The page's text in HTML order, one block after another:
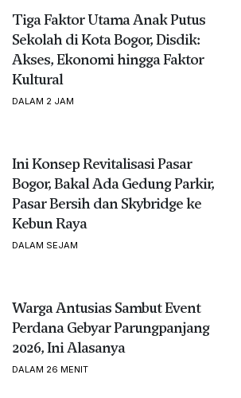
Tiga Faktor Utama Anak Putus
Sekolah di Kota Bogor, Disdik:
Akses, Ekonomi hingga Faktor
Kultural
DALAM 2 JAM
Ini Konsep Revitalisasi Pasar
Bogor, Bakal Ada Gedung Parkir,
Pasar Bersih dan Skybridge ke
Kebun Raya
DALAM SEJAM
Warga Antusias Sambut Event
Perdana Gebyar Parungpanjang
2026, Ini Alasanya
DALAM 26 MENIT